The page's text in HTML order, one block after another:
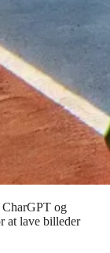
CharGPT og
at lave billeder